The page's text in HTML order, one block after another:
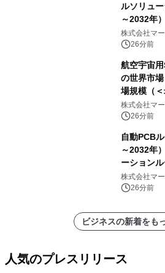
ルソリュ
～2032年
ア、ソフト
レポートを
株式会社マ
26分前
航空宇宙
の世界市
場規模（
析レポー
株式会社マ
26分前
自動PCB
～2032年
ーション
ンルーター
株式会社マ
26分前
ビジネスの新着をも
人気のプレスリリース